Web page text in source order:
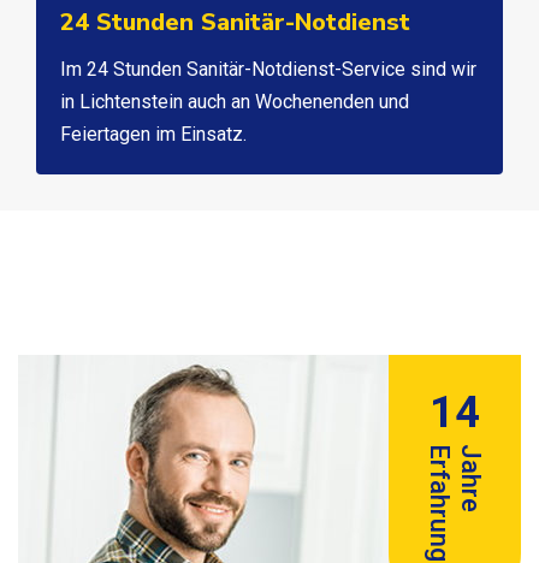
24 Stunden Sanitär-Notdienst
Im 24 Stunden Sanitär-Notdienst-Service sind wir
in Lichtenstein auch an Wochenenden und
Feiertagen im Einsatz.
14
Jahre
Erfahrung